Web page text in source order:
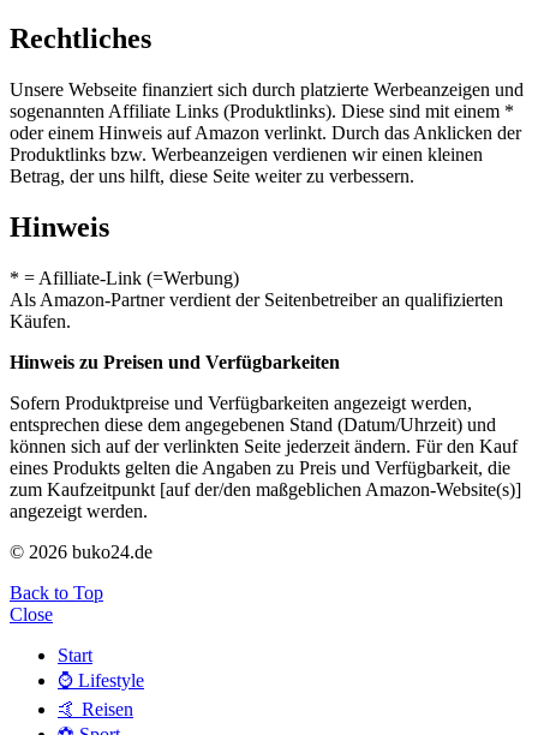
Rechtliches
Unsere Webseite finanziert sich durch platzierte Werbeanzeigen und
sogenannten Affiliate Links (Produktlinks). Diese sind mit einem *
oder einem Hinweis auf Amazon verlinkt. Durch das Anklicken der
Produktlinks bzw. Werbeanzeigen verdienen wir einen kleinen
Betrag, der uns hilft, diese Seite weiter zu verbessern.
Hinweis
* = Afilliate-Link (=Werbung)
Als Amazon-Partner verdient der Seitenbetreiber an qualifizierten
Käufen.
Hinweis zu Preisen und Verfügbarkeiten
Sofern Produktpreise und Verfügbarkeiten angezeigt werden,
entsprechen diese dem angegebenen Stand (Datum/Uhrzeit) und
können sich auf der verlinkten Seite jederzeit ändern. Für den Kauf
eines Produkts gelten die Angaben zu Preis und Verfügbarkeit, die
zum Kaufzeitpunkt [auf der/den maßgeblichen Amazon-Website(s)]
angezeigt werden.
© 2026 buko24.de
Back to Top
Close
Start
⌚️ Lifestyle
🤙 Reisen